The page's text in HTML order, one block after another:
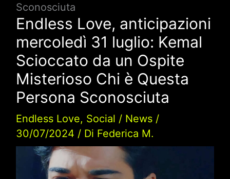
Sconosciuta
Endless Love, anticipazioni
mercoledì 31 luglio: Kemal
Scioccato da un Ospite
Misterioso Chi è Questa
Persona Sconosciuta
Endless Love, Social / News/
30/07/2024 / Di Federica M.